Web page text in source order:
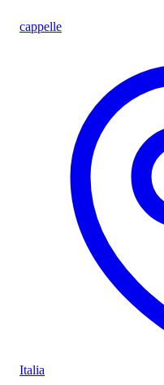
cappelle
Italia